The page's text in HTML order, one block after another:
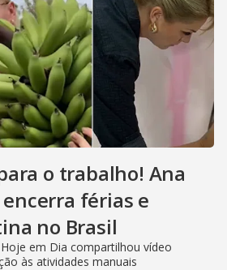
o trabalho! Ana
férias e
no Brasil
em Dia compartilhou vídeo
às atividades manuais